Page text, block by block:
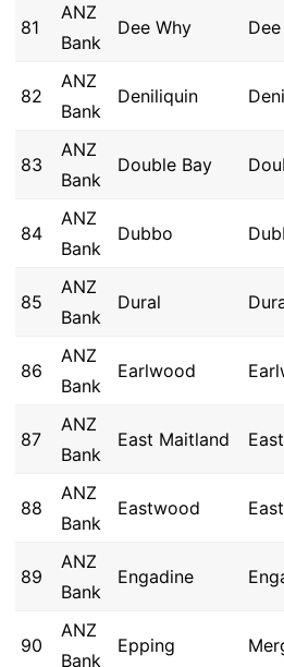
81
ANZ
Bank
Dee Why
82
ANZ
Bank
Deniliquin
83
ANZ
Bank
Double Bay
84
ANZ
Bank
Dubbo
85
ANZ
Bank
Dural
86
ANZ
Bank
Earlwood
87
ANZ
Bank
East Maitland
88
ANZ
Bank
Eastwood
89
ANZ
Bank
Engadine
90
ANZ
Bank
Epping